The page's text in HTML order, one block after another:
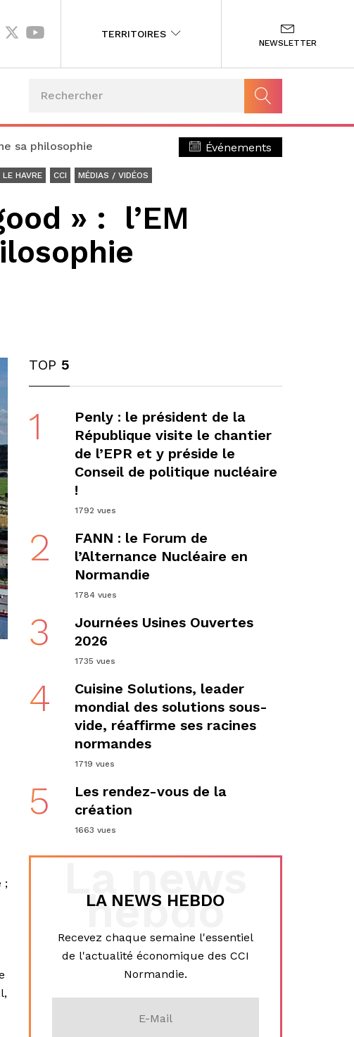
TERRITOIRES
NEWSLETTER
sa philosophie Événements
LE HAVRE CCI MÉDIAS / VIDÉOS
» : l’EM
;
TOP 5
1
Penly : le président de la
République visite le chantier
de l’EPR et y préside le
Conseil de politique nucléaire
!
1792 vues
2
FANN : le Forum de
l’Alternance Nucléaire en
Normandie
1784 vues
3
Journées Usines Ouvertes
2026
1735 vues
4
Cuisine Solutions, leader
mondial des solutions sous-
vide, réaffirme ses racines
normandes
1719 vues
5
Les rendez-vous de la
création
1663 vues
hebdo
LA NEWS HEBDO
Recevez chaque semaine l'essentiel
de l'actualité économique des CCI
Normandie.